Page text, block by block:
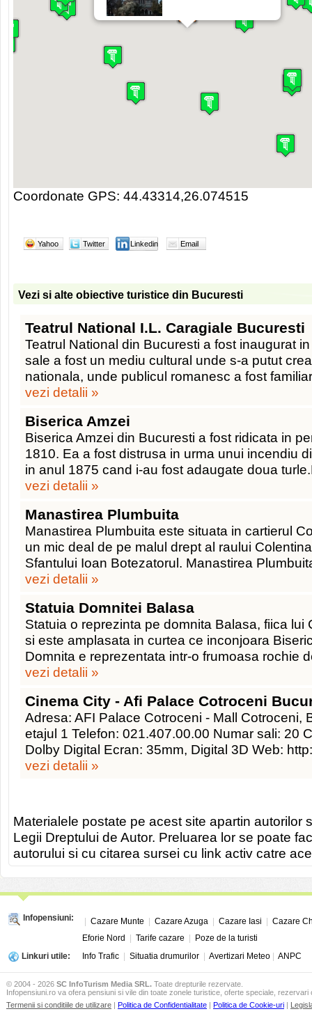
Coordonate GPS: 44.43314,26.074515
Yahoo Twitter Linkedin Email
Vezi si alte obiective turistice din Bucuresti
Teatrul National I.L. Caragiale Bucuresti
Teatrul National din Bucuresti a fost inaugurat
sale a fost un mediu cultural unde s-a putut
nationala, unde publicul romanesc a fost
vezi detalii »
Biserica Amzei
Biserica Amzei din Bucuresti a fost ridicata in
1810. Ea a fost distrusa in urma unui incendiu
in anul 1875 cand i-au fost adaugate doua
vezi detalii »
Manastirea Plumbuita
Manastirea Plumbuita este situata in cartierul
un mic deal de pe malul drept al raului
Sfantului Ioan Botezatorul. Manastirea
vezi detalii »
Statuia Domnitei Balasa
Statuia o reprezinta pe domnita Balasa, fiica
si este amplasata in curtea ce inconjoara
Domnita e reprezentata intr-o frumoasa rochie
vezi detalii »
Cinema City - Afi Palace Cotroceni
Adresa: AFI Palace Cotroceni - Mall Cotroceni,
etajul 1 Telefon: 021.407.00.00 Numar sali: 20
Dolby Digital Ecran: 35mm, Digital 3D Web:
vezi detalii »
Materialele postate pe acest site apartin autorilor
Legii Dreptului de Autor. Preluarea lor se poate
autorului si cu citarea sursei cu link activ catre
Infopensiuni: Cazare Munte Cazare Azuga Cazare Iasi
Cazare
Eforie Nord
Tarife cazare
Poze de la turisti
Linkuri utile:
Info Trafic Situatia drumurilor Avertizari Meteo ANPC
© 2004 - 2026 SC InfoTurism Media SRL. Toate drepturile rezervate.
Infopensiuni.ro va ofera pensiuni si vile din toate zonele turistice, oferte speciale, rezervari
Termenii si conditiile de utilizare | Politica de Confidentialitate | Politica de Cookie-uri |